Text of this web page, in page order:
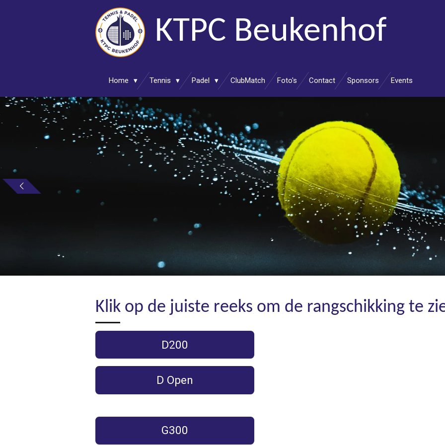
KTPC Beukenhof
Home Tennis Padel ClubMatch Foto's Contact Sponsors Events
Klik op de juiste reeks om de rangschikking te
D200
D Open
G300